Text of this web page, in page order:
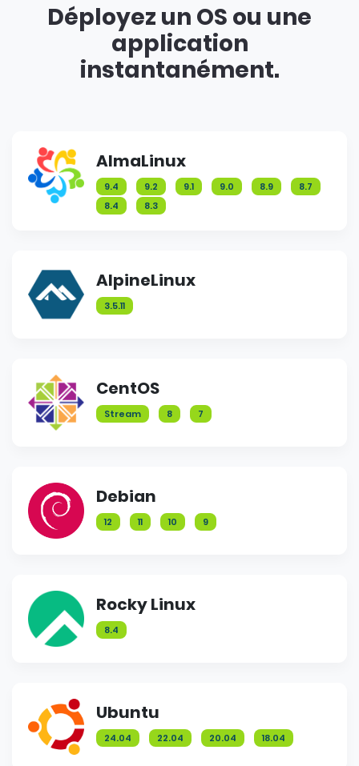
Déployez un OS ou une
application
instantanément.
AlmaLinux
9.4 9.2 9.1 9.0 8.9
8.7
8.4
8.3
AlpineLinux
3.5.11
CentOS
Stream 8 7
Debian
12 11 10 9
Rocky Linux
8.4
Ubuntu
24.04 22.04 20.04 18.04